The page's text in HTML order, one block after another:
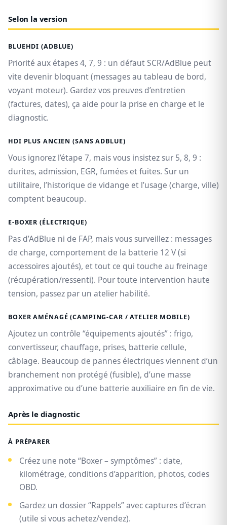
Selon la version
BLUEHDI (ADBLUE)
Priorité aux étapes 4, 7, 9 : un défaut SCR/AdBlue peut
vite devenir bloquant (messages au tableau de bord,
voyant moteur). Gardez vos preuves d’entretien
(factures, dates), ça aide pour la prise en charge et le
diagnostic.
HDI PLUS ANCIEN (SANS ADBLUE)
Vous ignorez l’étape 7, mais vous insistez sur 5, 8, 9 :
durites, admission, EGR, fumées et fuites. Sur un
utilitaire, l’historique de vidange et l’usage (charge, ville)
comptent beaucoup.
E-BOXER (ÉLECTRIQUE)
Pas d’AdBlue ni de FAP, mais vous surveillez : messages
de charge, comportement de la batterie 12 V (si
accessoires ajoutés), et tout ce qui touche au freinage
(récupération/ressenti). Pour toute intervention haute
tension, passez par un atelier habilité.
BOXER AMÉNAGÉ (CAMPING-CAR / ATELIER MOBILE)
Ajoutez un contrôle “équipements ajoutés” : frigo,
convertisseur, chauffage, prises, batterie cellule,
câblage. Beaucoup de pannes électriques viennent d’un
branchement non protégé (fusible), d’une masse
approximative ou d’une batterie auxiliaire en fin de vie.
Après le diagnostic
À PRÉPARER
Créez une note “Boxer – symptômes” : date,
kilométrage, conditions d’apparition, photos, codes
OBD.
Gardez un dossier “Rappels” avec captures d’écran
(utile si vous achetez/vendez).